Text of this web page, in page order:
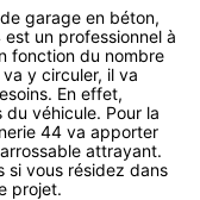
garage en béton,
un professionnel à
fonction du nombre
y circuler, il va
En effet,
du véhicule. Pour la
44 va apporter
attrayant.
si vous résidez dans
projet.